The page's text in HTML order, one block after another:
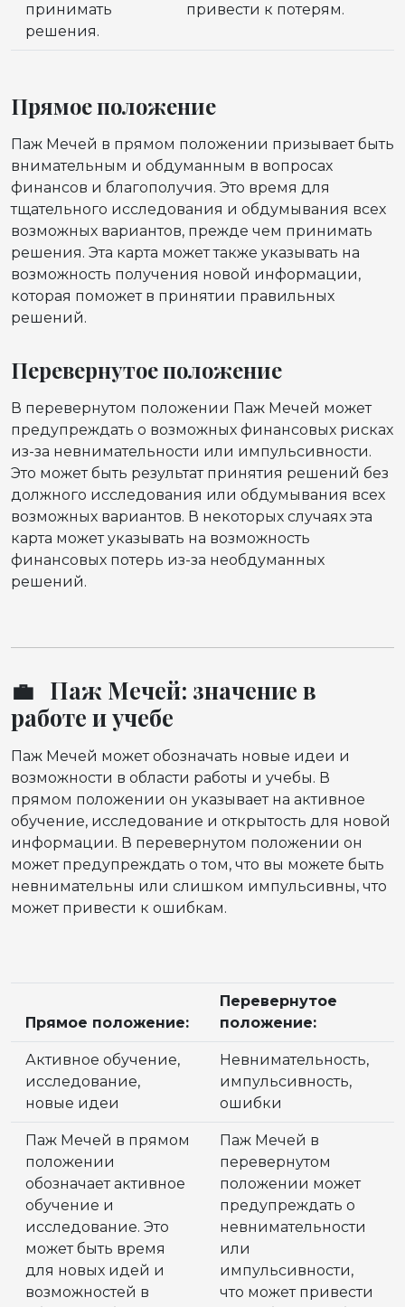
принимать
решения.
привести к потерям.
Прямое положение
Паж Мечей в прямом положении призывает быть
внимательным и обдуманным в вопросах
финансов и благополучия. Это время для
тщательного исследования и обдумывания всех
возможных вариантов, прежде чем принимать
решения. Эта карта может также указывать на
возможность получения новой информации,
которая поможет в принятии правильных
решений.
Перевернутое положение
В перевернутом положении Паж Мечей может
предупреждать о возможных финансовых рисках
из-за невнимательности или импульсивности.
Это может быть результат принятия решений без
должного исследования или обдумывания всех
возможных вариантов. В некоторых случаях эта
карта может указывать на возможность
финансовых потерь из-за необдуманных
решений.
💼 Паж Мечей: значение в
работе и учебе
Паж Мечей может обозначать новые идеи и
возможности в области работы и учебы. В
прямом положении он указывает на активное
обучение, исследование и открытость для новой
информации. В перевернутом положении он
может предупреждать о том, что вы можете быть
невнимательны или слишком импульсивны, что
может привести к ошибкам.
Прямое положение:
Перевернутое
положение:
Активное обучение,
исследование,
новые идеи
Невнимательность,
импульсивность,
ошибки
Паж Мечей в прямом
положении
обозначает активное
обучение и
исследование. Это
может быть время
для новых идей и
возможностей в
Паж Мечей в
перевернутом
положении может
предупреждать о
невнимательности
или
импульсивности,
что может привести